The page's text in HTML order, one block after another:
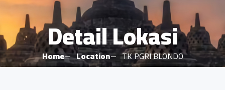
Detail Lokasi
Home Location TK PGRI BLONDO